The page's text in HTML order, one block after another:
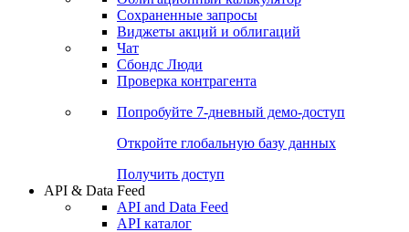
Сохраненные запросы
Виджеты акций и облигаций
Чат
Сбондс Люди
Проверка контрагента
Попробуйте 7-дневный демо-доступ
Откройте глобальную базу данных
Получить доступ
API & Data Feed
API and Data Feed
API каталог